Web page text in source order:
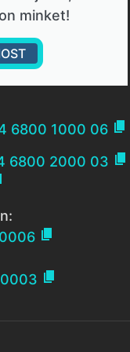
minket!
6800 1000 06 
6800 2000 03 

